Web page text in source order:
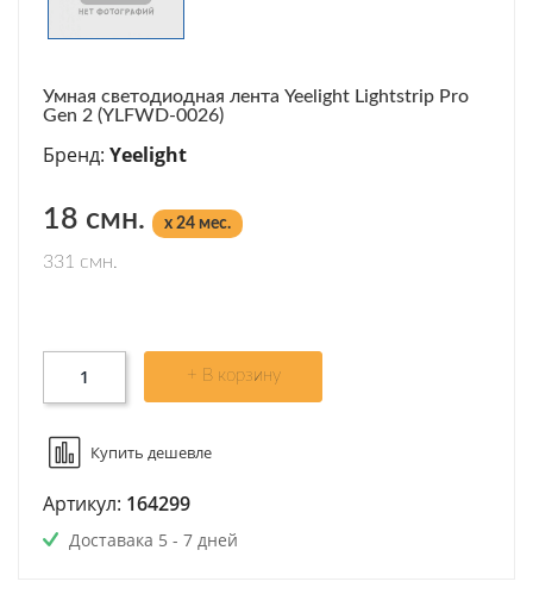
Умная светодиодная лента Yeelight Lightstrip Pro
Gen 2 (YLFWD-0026)
Бренд: Yeelight
18 смн. x 24 мес.
331 смн.
+ В корзину
Купить дешевле
Артикул: 164299
Доставака 5 - 7 дней